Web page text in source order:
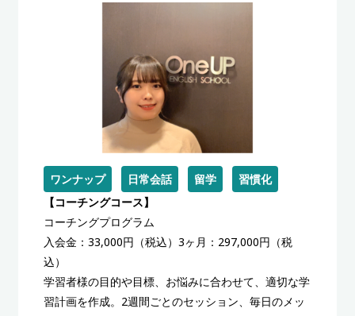
ワンナップ 日常会話 留学
習慣化
【コーチングコース】
コーチングプログラム
入会金：33,000円（税込）3ヶ月：297,000円（税
込）
学習者様の目的や目標、お悩みに合わせて、適切な学
習計画を作成。2週間ごとのセッション、毎日のメッ